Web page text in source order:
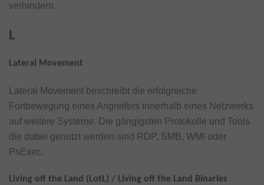
verhindern.
L
Lateral Movement
Lateral Movement beschreibt die erfolgreiche
Fortbewegung eines Angreifers innerhalb eines Netzwerks
auf weitere Systeme. Die gängigsten Protokolle und Tools
die dabei genutzt werden sind RDP, SMB, WMI oder
PsExec.
Living off the Land (LotL) / Living off the Land Binaries